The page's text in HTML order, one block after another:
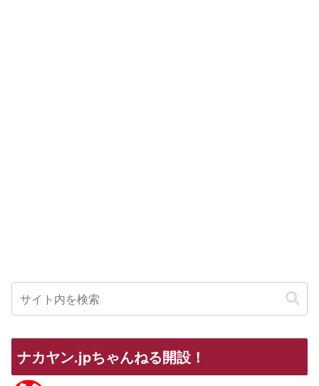
ナカヤン.jpちゃんねる開設！